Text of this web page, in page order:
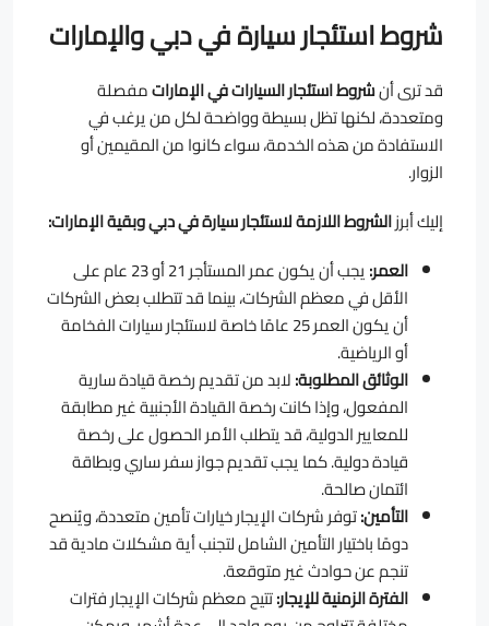
شروط استئجار سيارة في دبي والإمارات
قد ترى أنشروط استئجار السيارات في الإماراتمفصلة
ومتعددة، لكنها تظل بسيطة وواضحة لكل من يرغب في
الاستفادة من هذه الخدمة، سواء كانوا من المقيمين أو
الزوار.
إليك أبرزالشروط اللازمة لاستئجار سيارة في دبي وبقية الإمارات:
العمر:
يجب أن يكون عمر المستأجر 21 أو 23 عام على
الأقل في معظم الشركات، بينما قد تتطلب بعض الشركات
أن يكون العمر 25 عامًا خاصة لاستئجار سيارات الفخامة
أو الرياضية.
الوثائق المطلوبة:لابد من تقديم رخصة قيادة سارية
المفعول، وإذا كانت رخصة القيادة الأجنبية غير مطابقة
للمعايير الدولية، قد يتطلب الأمر الحصول على رخصة
قيادة دولية. كما يجب تقديم جواز سفر ساري وبطاقة
ائتمان صالحة.
التأمين:توفر شركات الإيجار خيارات تأمين متعددة، ويُنصح
دومًا باختيار التأمين الشامل لتجنب أية مشكلات مادية قد
تنجم عن حوادث غير متوقعة.
الفترة الزمنية للإيجار:تتيح معظم شركات الإيجار فترات